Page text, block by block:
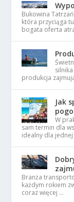
Bukowina
która przyciąga
bogata oferta
produkcja
Jak
W
sam termin dla
idealny dla
Branża
każdym rokiem
coraz więcej …